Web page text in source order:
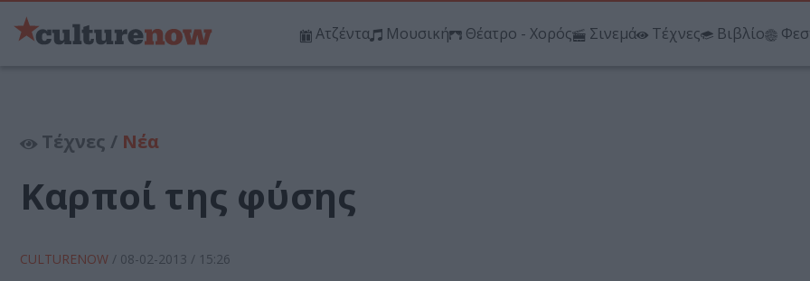
Ατζέντα Μουσική Θέατρο - Χορός Σινεμά Τέχνες Βιβλίο
Τέχνες / Νέα
Καρποί της φύσης
CULTURENOW / 08-02-2013 / 15:26